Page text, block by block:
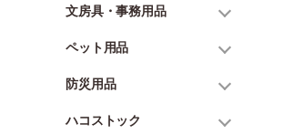
文房具・事務用品
ペット用品
防災用品
ハコストック